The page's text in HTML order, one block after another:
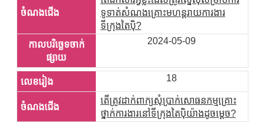
ទូទាត់សំណងគ្រោះមហន្តរាយការងារ
ទីក្រុងតៃប៉ិ?
2024-05-09
18
តើត្រូវដាក់ពាក្យសុំប្រាក់សោធនកម្មគ្រោះ
ថ្នាក់ការងារនៅទីក្រុងតៃប៉ិយ៉ាងដូចម្តេច?